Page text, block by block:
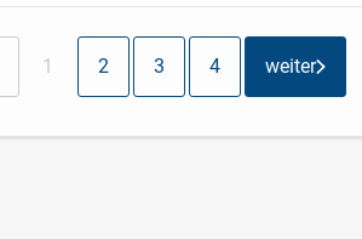
1 2 3 4 weiter